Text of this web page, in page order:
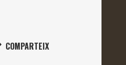
COMPARTEIX